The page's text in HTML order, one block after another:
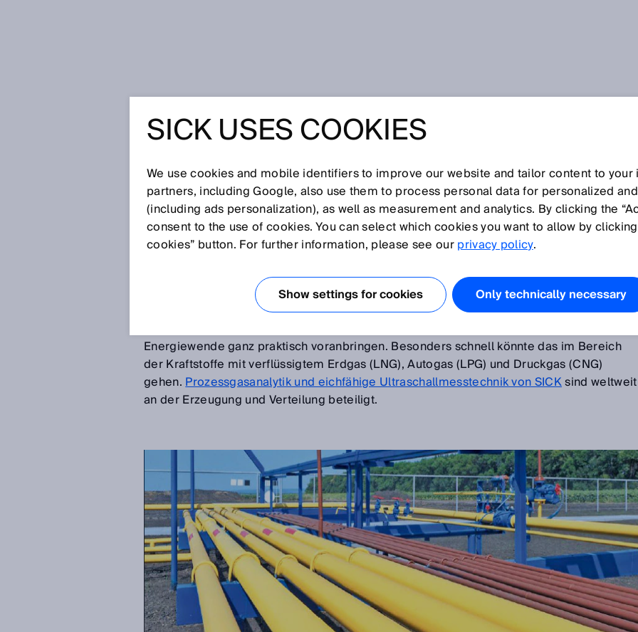
MEHR GAS FÜR DIE
ENERGIEWENDE
13.06.2018
bereits synthetisch durch CO2-Recycling hergestellt werden, Bio-Butanol durch
genveränderte Mikroben; Bio-Erdgas und Bio-Wasserstoff lassen sich per
Windstromelektrolyse erzeugen. Doch bis das alles ausgereift und lohnend ist, werden
Energiewende ganz praktisch voranbringen. Besonders schnell könnte das im Bereich
der Kraftstoffe mit verflüssigtem Erdgas (LNG), Autogas (LPG) und Druckgas (CNG)
gehen.Prozessgasanalytik und eichfähige Ultraschallmesstechnik von SICKsind weltweit
an der Erzeugung und Verteilung beteiligt.
SICK USES COOKIES
We use cookies and mobile identifiers to improve our website and tailor content to
partners, including Google, also use them to process personal data for personalized
(including ads personalization), as well as measurement and analytics. By clicking the
consent to the use of cookies. You can select which cookies you want to allow by
cookies” button. For further information, please see ourprivacy policy.
Show settings for cookies Only technically necessary